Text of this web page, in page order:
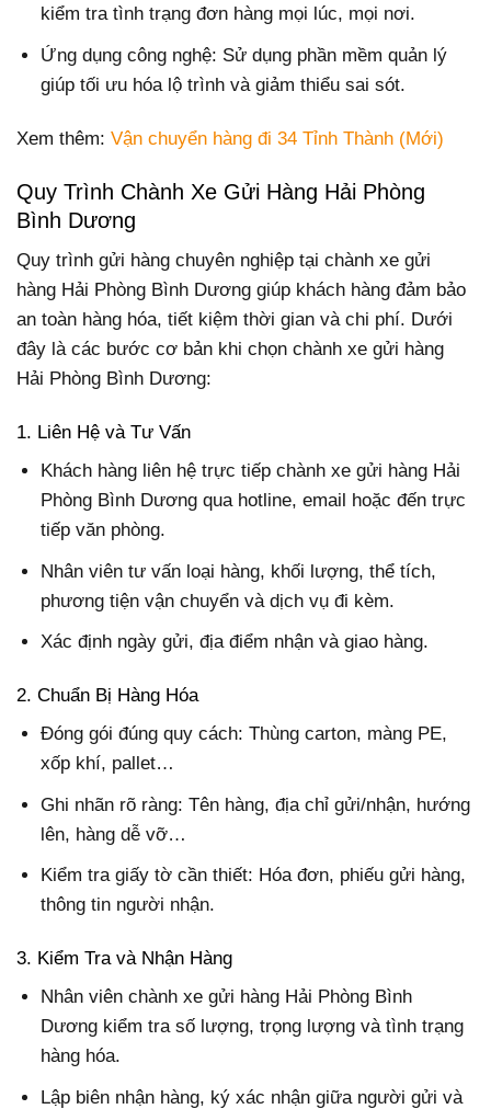
kiểm tra tình trạng đơn hàng mọi lúc, mọi nơi.
Ứng dụng công nghệ: Sử dụng phần mềm quản lý
giúp tối ưu hóa lộ trình và giảm thiểu sai sót.
Xem thêm: Vận chuyển hàng đi 34 Tỉnh Thành (Mới)
Quy Trình Chành Xe Gửi Hàng Hải Phòng
Bình Dương
Quy trình gửi hàng chuyên nghiệp tại chành xe gửi
hàng Hải Phòng Bình Dương giúp khách hàng đảm bảo
an toàn hàng hóa, tiết kiệm thời gian và chi phí. Dưới
đây là các bước cơ bản khi chọn chành xe gửi hàng
Hải Phòng Bình Dương:
1. Liên Hệ và Tư Vấn
Khách hàng liên hệ trực tiếp chành xe gửi hàng Hải
Phòng Bình Dương qua hotline, email hoặc đến trực
tiếp văn phòng.
Nhân viên tư vấn loại hàng, khối lượng, thể tích,
phương tiện vận chuyển và dịch vụ đi kèm.
Xác định ngày gửi, địa điểm nhận và giao hàng.
2. Chuẩn Bị Hàng Hóa
Đóng gói đúng quy cách: Thùng carton, màng PE,
xốp khí, pallet…
Ghi nhãn rõ ràng: Tên hàng, địa chỉ gửi/nhận, hướng
lên, hàng dễ vỡ…
Kiểm tra giấy tờ cần thiết: Hóa đơn, phiếu gửi hàng,
thông tin người nhận.
3. Kiểm Tra và Nhận Hàng
Nhân viên chành xe gửi hàng Hải Phòng Bình
Dương kiểm tra số lượng, trọng lượng và tình trạng
hàng hóa.
Lập biên nhận hàng, ký xác nhận giữa người gửi và